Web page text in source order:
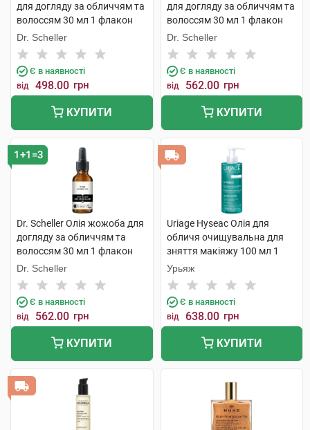
для догляду за обличчям та
волоссям 30 мл 1 флакон
Dr. Scheller
Є в наявності
від 498.00 грн
КУПИТИ
для догляду за обличчям та
волоссям 30 мл 1 флакон
Dr. Scheller
Є в наявності
від 562.00 грн
КУПИТИ
1+1=3
Dr. Scheller Олія жожоба для
догляду за обличчям та
волоссям 30 мл 1 флакон
Dr. Scheller
Є в наявності
від 562.00 грн
КУПИТИ
Uriage Hyseac Олія для
обличя очищувальна для
зняття макіяжу 100 мл 1
флакон
Урьяж
Є в наявності
від 638.00 грн
КУПИТИ